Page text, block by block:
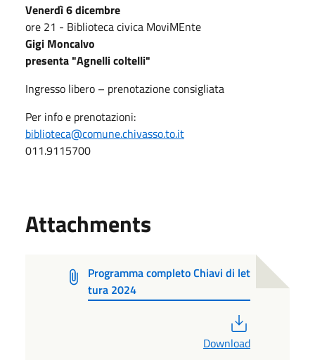
Venerdì 6 dicembre
ore 21 - Biblioteca civica MoviMEnte
Gigi Moncalvo
presenta "Agnelli coltelli"
Ingresso libero – prenotazione consigliata
Per info e prenotazioni:
biblioteca@comune.chivasso.to.it
011.9115700
Attachments
Programma completo Chiavi di let
tura 2024
Download